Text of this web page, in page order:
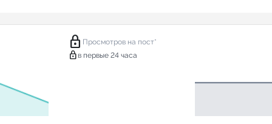
lock Просмотров на пост*
lock в первые 24 часа